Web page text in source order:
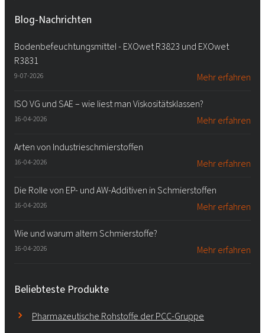
Blog-Nachrichten
Bodenbefeuchtungsmittel - EXOwet R3823 und EXOwet
R3831
9-07-2026 Mehr erfahren
ISO VG und SAE – wie liest man Viskositätsklassen?
16-04-2026 Mehr erfahren
Arten von Industrieschmierstoffen
16-04-2026 Mehr erfahren
Die Rolle von EP- und AW-Additiven in Schmierstoffen
16-04-2026 Mehr erfahren
Wie und warum altern Schmierstoffe?
16-04-2026 Mehr erfahren
Beliebteste Produkte
Pharmazeutische Rohstoffe der PCC-Gruppe